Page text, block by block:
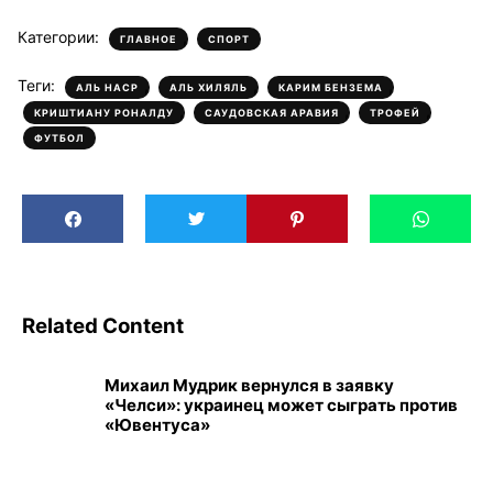
Категории: ГЛАВНОЕ , СПОРТ
Теги: АЛЬ НАСР , АЛЬ ХИЛЯЛЬ , КАРИМ БЕНЗЕМА ,
КРИШТИАНУ РОНАЛДУ , САУДОВСКАЯ АРАВИЯ , ТРОФЕЙ ,
ФУТБОЛ
Related Content
Михаил Мудрик вернулся в заявку
«Челси»: украинец может сыграть против
«Ювентуса»